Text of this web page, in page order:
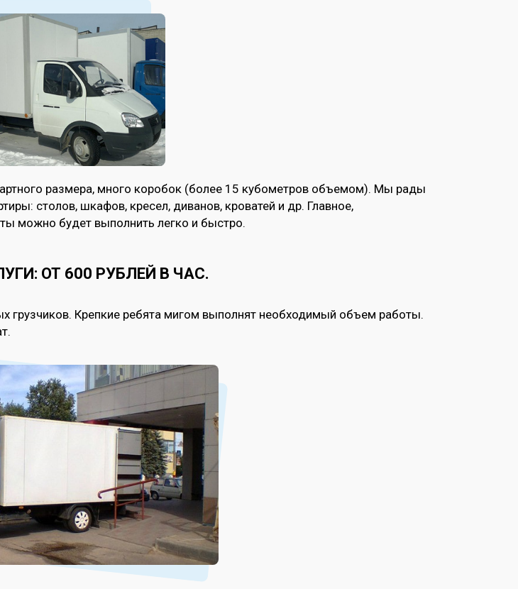
размера, много коробок (более 15 кубометров объемом). Мы рады
столов, шкафов, кресел, диванов, кроватей и др. Главное,
можно будет выполнить легко и быстро.
ОТ 600 РУБЛЕЙ В ЧАС.
грузчиков. Крепкие ребята мигом выполнят необходимый объем работы.